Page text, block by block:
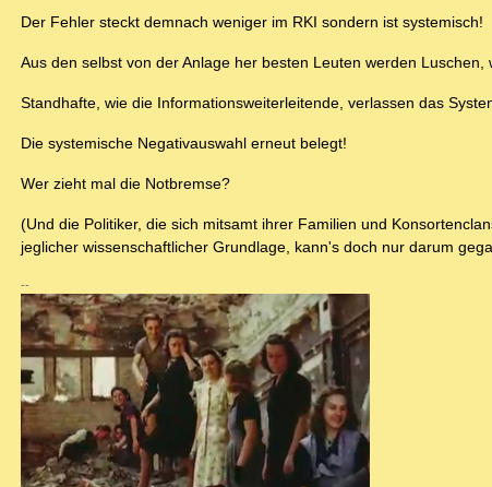
Der Fehler steckt demnach weniger im RKI sondern ist systemisch!
Aus den selbst von der Anlage her besten Leuten werden
Standhafte, wie die Informationsweiterleitende, verlassen das
Die systemische Negativauswahl erneut belegt!
Wer zieht mal die Notbremse?
(Und die Politiker, die sich mitsamt ihrer Familien und
jeglicher wissenschaftlicher Grundlage, kann's doch nur darum
--